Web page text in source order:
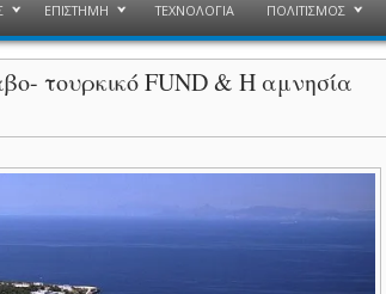
ΕΠΙΣΤΗΜΗ ΤΕΧΝΟΛΟΓΙΑ ΠΟΛΙΤΙΣΜΟΣ
τουρκικό FUND & Η αμνησία